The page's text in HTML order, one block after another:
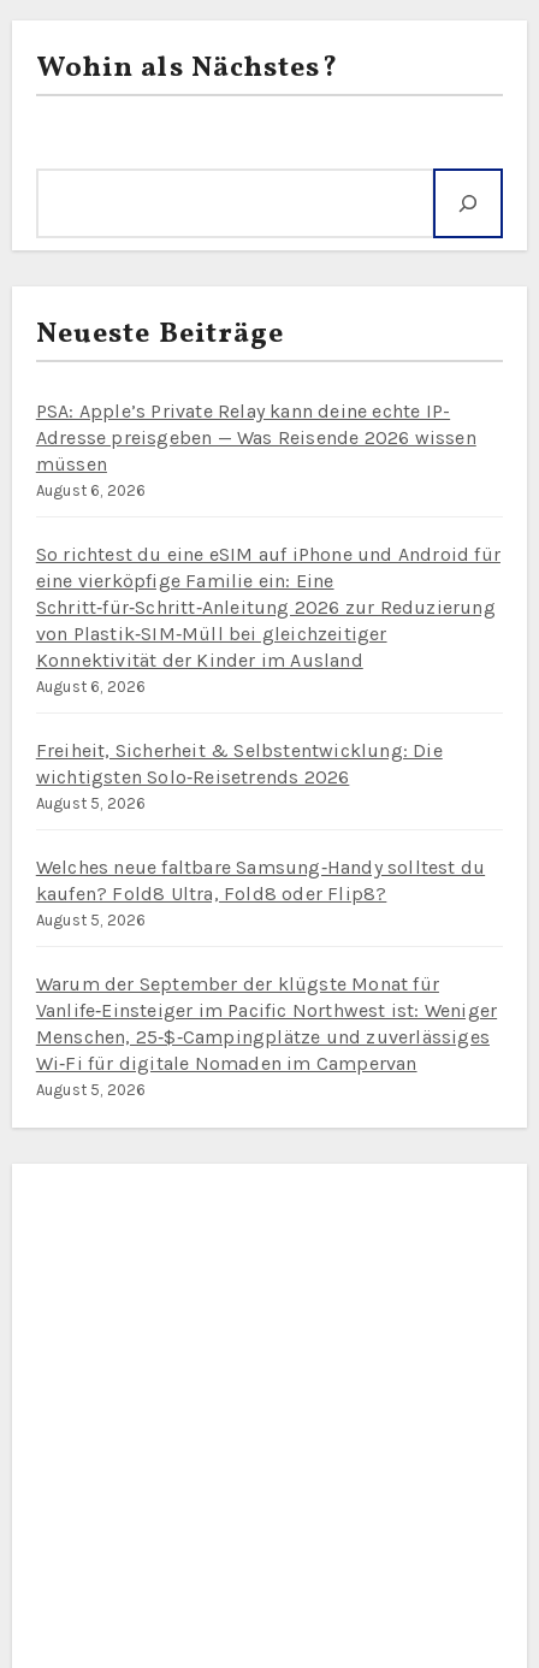
Wohin als Nächstes?
Neueste Beiträge
PSA: Apple’s Private Relay kann deine echte IP-
Adresse preisgeben — Was Reisende 2026 wissen
müssen
August 6, 2026
So richtest du eine eSIM auf iPhone und Android für
eine vierköpfige Familie ein: Eine
Schritt‑für‑Schritt‑Anleitung 2026 zur Reduzierung
von Plastik‑SIM‑Müll bei gleichzeitiger
Konnektivität der Kinder im Ausland
August 6, 2026
Freiheit, Sicherheit & Selbstentwicklung: Die
wichtigsten Solo‑Reisetrends 2026
August 5, 2026
Welches neue faltbare Samsung‑Handy solltest du
kaufen? Fold8 Ultra, Fold8 oder Flip8?
August 5, 2026
Warum der September der klügste Monat für
Vanlife‑Einsteiger im Pacific Northwest ist: Weniger
Menschen, 25‑$‑Campingplätze und zuverlässiges
Wi‑Fi für digitale Nomaden im Campervan
August 5, 2026